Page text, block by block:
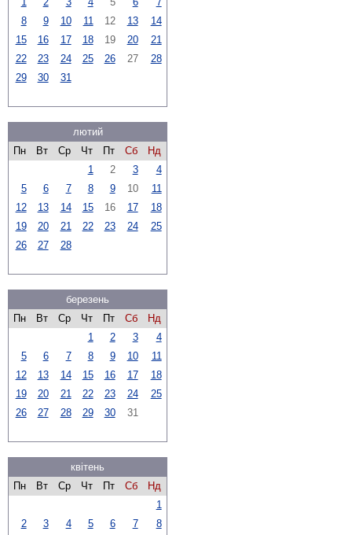
8
9 10 11 12 13
14
15
16 17 18 19 20
21
22
23 24 25 26 27
28
29
30 31
лютий
Пн
Вт Ср Чт Пт Сб
Нд
1
2 3
4
5
6 7 8 9 10
11
12
13 14 15 16 17
18
19
20 21 22 23 24
25
26
27 28
березень
Пн
Вт Ср Чт Пт Сб
Нд
1
2 3
4
5
6 7 8 9 10
11
12
13 14 15 16 17
18
19
20 21 22 23 24
25
26
27 28 29 30 31
квітень
Пн
Вт Ср Чт Пт Сб
Нд
1
2
3 4 5 6 7
8